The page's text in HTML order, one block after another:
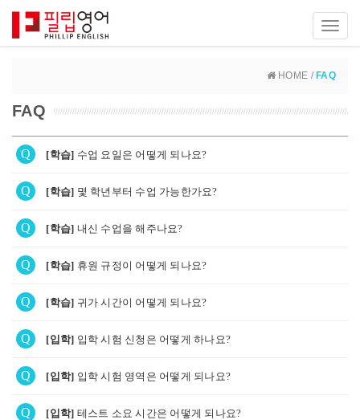
HOME / FAQ
FAQ
Q [학습] 수업 요일은 어떻게 되나요?
Q [학습] 몇 학년부터 수업 가능한가요?
Q [학습] 내신 수업을 해주나요?
Q [학습] 휴원 규정이 어떻게 되나요?
Q [학습] 귀가 시간이 어떻게 되나요?
Q [입학] 입학 시험 신청은 어떻게 하나요?
Q [입학] 입학 시험 영역은 어떻게 되나요?
Q [입학] 테스트 소요 시간은 어떻게 되나요?